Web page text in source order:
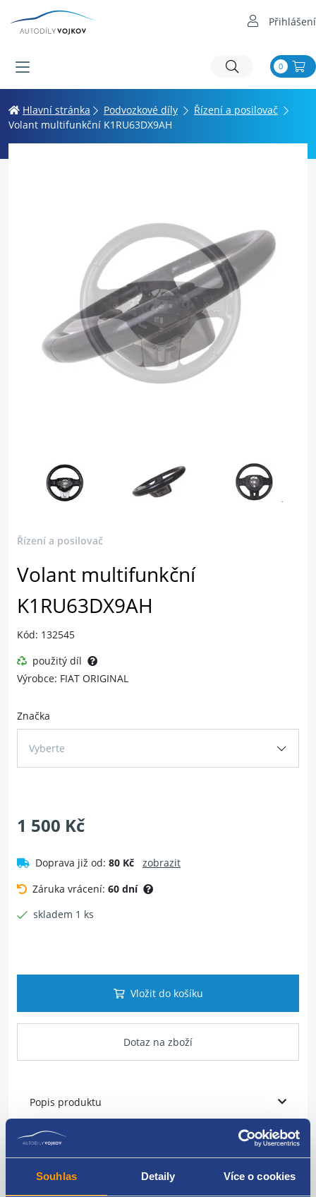
Souhlas Detaily Více o cookies
Přihlášení
0
Hlavní stránka Podvozkové díly
Řízení a posilovač
Volant multifunkční K1RU63DX9AH
Řízení a posilovač
Volant multifunkční
K1RU63DX9AH
Kód: 132545
použitý díl
Výrobce: FIAT ORIGINAL
Značka
Vyberte
1 500 Kč
Doprava již od: 80 Kč
zobrazit
Záruka vrácení: 60 dní
skladem 1 ks
Vložit do košíku
Dotaz na zboží
Popis produktu
Volant multifunkční
ovladací prvky na přední i zadní straně